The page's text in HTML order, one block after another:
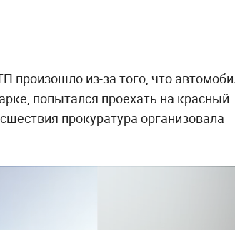
из-за того, что
попытался проехать на красный
прокуратура организовала